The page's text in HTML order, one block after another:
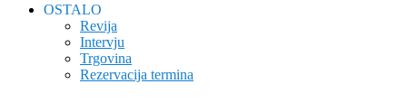
OSTALO
Revija
Intervju
Trgovina
Rezervacija termina